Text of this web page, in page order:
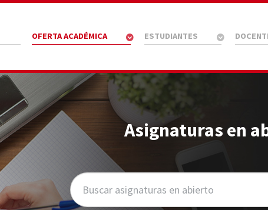
OFERTA ACADÉMICA ESTUDIANTES
Asignaturas en